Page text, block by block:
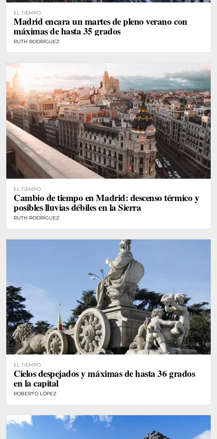
EL TIEMPO
Madrid encara un martes de pleno verano con
máximas de hasta 35 grados
RUTH RODRÍGUEZ
EL TIEMPO
Cambio de tiempo en Madrid: descenso térmico y
posibles lluvias débiles en la Sierra
RUTH RODRÍGUEZ
EL TIEMPO
Cielos despejados y máximas de hasta 36 grados
en la capital
ROBERTO LÓPEZ